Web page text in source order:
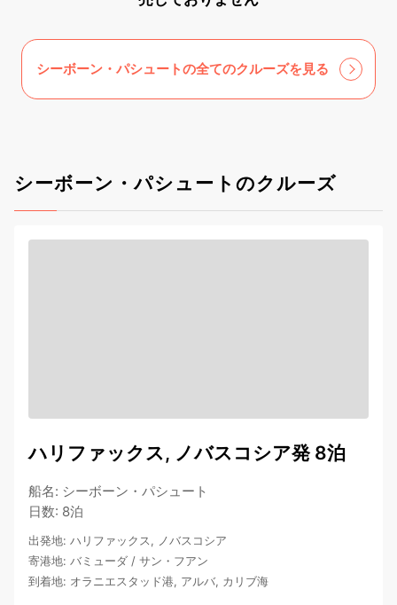
シーボーン・パシュートの全てのクルーズを見る
シーボーン・パシュートのクルーズ
ハリファックス, ノバスコシア発 8泊
船名: シーボーン・パシュート
日数: 8泊
出発地: ハリファックス, ノバスコシア
寄港地: バミューダ / サン・フアン
到着地: オラニエスタッド港, アルバ, カリブ海